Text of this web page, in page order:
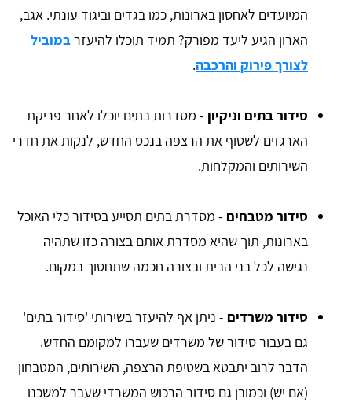
המיועדים לאחסון בארונות, כמו בגדים וביגוד עונתי. אגב,
הארון הגיע ליעד מפורק? תמיד תוכלו להיעזרבמוביל
לצורך פירוק והרכבה.
סידור בתים וניקיון - מסדרות בתים יוכלו לאחר פריקת
הארגזים לשטוף את הרצפה בנכס החדש, לנקות את חדרי
השירותים והמקלחות.
סידור מטבחים - מסדרת בתים תסייע בסידור כלי האוכל
בארונות, תוך שהיא מסדרת אותם בצורה כזו שתהיה
נגישה לכל בני הבית ובצורה חכמה שתחסוך במקום.
סידור משרדים - ניתן אף להיעזר בשירותי 'סידור בתים'
גם בעבור סידור של משרדים שעברו למקומם החדש.
הדבר לרוב יתבטא בשטיפת הרצפה, השירותים, המטבחון
(אם יש) וכמובן גם סידור הרכוש המשרדי שעבר למשכנו